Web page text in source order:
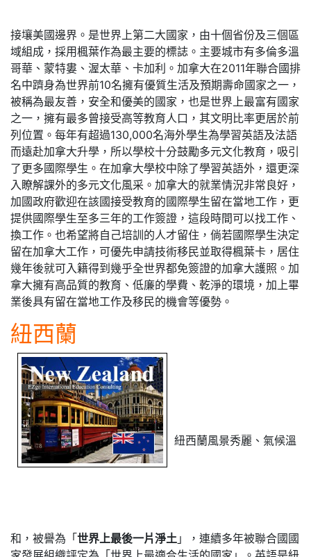
接壤美國邊界。是世界上第二大國家，由十個省份及三個區
域組成，採用楓葉作為最主要的標誌。主要城市有多倫多溫
哥華、蒙特婁、渥太華、卡加利。加拿大在2011年聯合國排
名中躋身為世界前10名擁有優質生活及預期壽命國家之一，
被稱為最友善，安全和優美的國家，也是世界上最富有國家
之一，擁有最多曾接受高等教育人口，其文明比率更居於前
列位置。每年有超過130,000名海外學生為學習英語及法語
而遠赴加拿大升學，所以學校十分鼓勵多元文化教育，吸引
了更多國際學生。在加拿大學校中除了學習英語外，還更深
入瞭解課外的多元文化風采。加拿大的就業情況非常良好，
加國政府歡迎在該國接受教育的國際學生留在當地工作，更
提供國際學生至多三年的工作簽證，這段時間可以找工作、
換工作。也希望將自己培訓的人才留住，倘若國際學生決定
留在加拿大工作，可優先申請技術移民並取得楓葉卡，居住
幾年後就可入籍得到幾乎全世界都免簽證的加拿大護照。加
拿大擁有高品質的教育、低廉的學費、乾淨的環境，加上畢
業後具有留在當地工作及移民的機會等優勢。
紐西蘭
紐西蘭風景秀麗、氣候溫
和，被譽為「世界上最後一片淨土 」，連續多年被聯合國國